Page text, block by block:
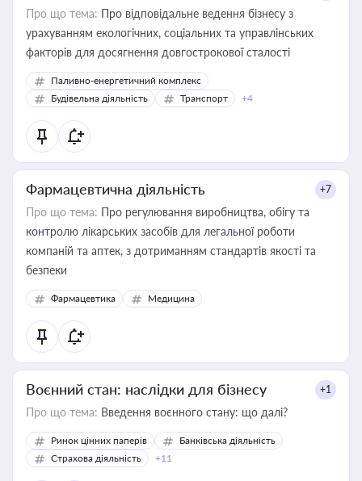
Про що тема: Про відповідальне ведення бізнесу з
урахуванням екологічних, соціальних та управлінських
факторів для досягнення довгострокової сталості
Паливно-енергетичний комплекс
Будівельна діяльність
Транспорт +4
Фармацевтична діяльність +7
Про що тема: Про регулювання виробництва, обігу та
контролю лікарських засобів для легальної роботи
компаній та аптек, з дотриманням стандартів якості та
безпеки
Фармацевтика Медицина
Воєнний стан: наслідки для бізнесу +1
Про що тема: Введення воєнного стану: що далі?
Ринок цінних паперів
Банківська діяльність
Страхова діяльність
+11